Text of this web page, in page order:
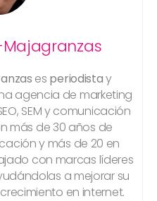
es periodistay
agencia de marketing
SEM y comunicación
más de 30 años de
y más de 20 en
con marcas líderes
a mejorar su
en internet.